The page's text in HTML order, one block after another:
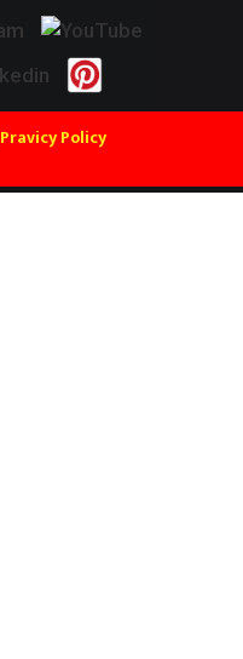
Pravicy Policy